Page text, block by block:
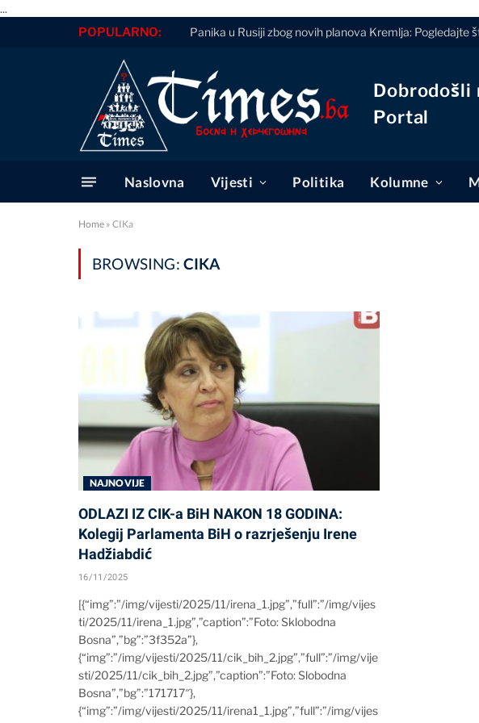
...
POPULARNO: Panika u Rusiji zbog novih planova Kremlja: Pogledajte
Dobrodošli
Portal
Naslovna Vijesti Politika Kolumne
Home » CIKa
BROWSING: CIKA
NAJNOVIJE
ODLAZI IZ CIK-a BiH NAKON 18 GODINA:
Kolegij Parlamenta BiH o razrješenju Irene
Hadžiabdić
16/11/2025
[{“img”:”/img/vijesti/2025/11/irena_1.jpg”,”full”:”/img/vijes
ti/2025/11/irena_1.jpg”,”caption”:”Foto: Sklobodna
Bosna”,”bg”:”3f352a”},
{“img”:”/img/vijesti/2025/11/cik_bih_2.jpg”,”full”:”/img/vije
sti/2025/11/cik_bih_2.jpg”,”caption”:”Foto: Slobodna
Bosna”,”bg”:”171717″},
{“img”:”/img/vijesti/2025/11/irena1_1.jpg”,”full”:”/img/vijes